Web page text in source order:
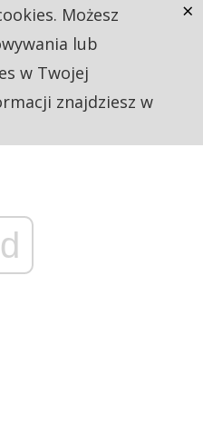
Możesz
lub
w Twojej
znajdziesz w
×